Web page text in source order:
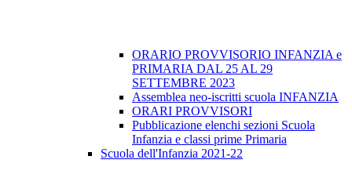
ORARIO PROVVISORIO INFANZIA e
PRIMARIA DAL 25 AL 29
SETTEMBRE 2023
Assemblea neo-iscritti scuola INFANZIA
ORARI PROVVISORI
Pubblicazione elenchi sezioni Scuola
Infanzia e classi prime Primaria
Scuola dell'Infanzia 2021-22